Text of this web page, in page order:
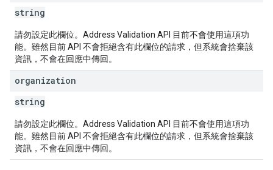
string
請勿設定此欄位。Address Validation API 目前不會使用這項功
能。雖然目前 API 不會拒絕含有此欄位的請求，但系統會捨棄該
資訊，不會在回應中傳回。
organization
string
請勿設定此欄位。Address Validation API 目前不會使用這項功
能。雖然目前 API 不會拒絕含有此欄位的請求，但系統會捨棄該
資訊，不會在回應中傳回。